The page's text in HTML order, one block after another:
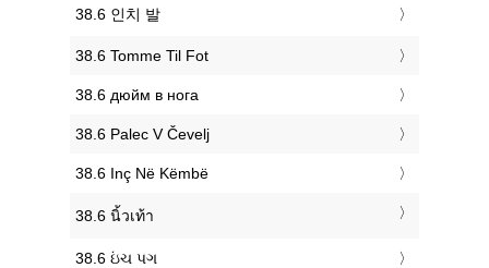
‎38.6 인치 발
‎38.6 Tomme Til Fot
‎38.6 дюйм в нога
‎38.6 Palec V Čevelj
‎38.6 Inç Në Këmbë
‎38.6 นิ้วเท้า
‎38.6 ઇંચ પગ